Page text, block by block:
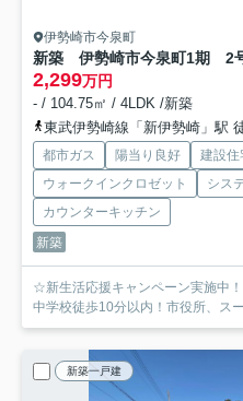
伊勢崎市今泉町
新築 伊勢崎市今泉町1期 2
2,299万円
- / 104.75㎡ / 4LDK /新築
東武伊勢崎線「新伊勢崎」駅
都市ガス 陽当り良好
建設住
ウォークインクロゼット
シス
カウンターキッチン
新築
☆新生活応援キャンペーン実施中
中学校徒歩10分以内！市役所、ス
新築一戸建